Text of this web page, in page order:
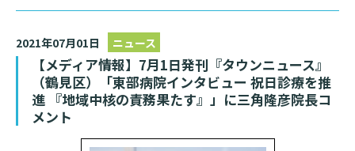
LINEサービスについて
無料低額診療のご案内
東部病院の就労支援サービス
診断書等文書のお申込みについて
診療記録（カルテ）の開示について
取材の申し込み
2021年07月01日 ニュース
【メディア情報】7月1日発刊『タウンニュース』
（鶴見区）「東部病院インタビュー 祝日診療を推
進 『地域中核の責務果たす』」に三角隆彦院長コ
メント